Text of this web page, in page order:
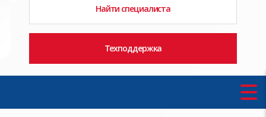
Найти специалиста
Техподдержка